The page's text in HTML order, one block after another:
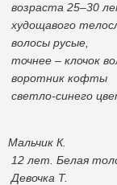
возраста 25–30
худощавого
волосы русые,
точнее – клочок
воротник кофты
светло-синего
Мальчик К.
12 лет. Белая
Девочка Т.